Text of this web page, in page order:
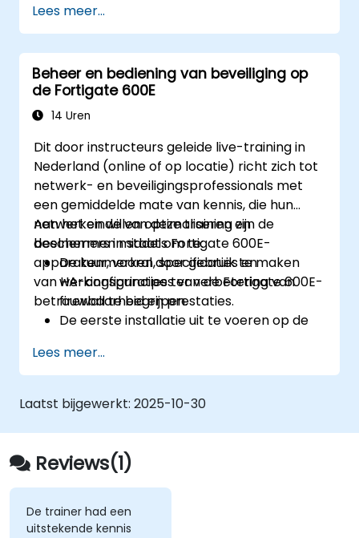
De basisprincipes van netwerkbeveiliging
en het belang van een meerdelige
beveiligingsbenadering begrijpen.
Meer leren over Fortinet's Security Fabric
en hoe dit helpt om moderne
cybersecurityuitdagingen aan te pakken.
Lees meer...
Beheer en bediening van beveiliging op
de Fortigate 600E
14 Uren
Dit door instructeurs geleide live-training in
Nederland (online of op locatie) richt zich tot
netwerk- en beveiligingsprofessionals met
een gemiddelde mate van kennis, die hun
netwerken willen optimaliseren en
beschermen middels Fortigate 600E-
apparatuur, vooral door gebruik te maken
van HA-configuraties ter verbetering van
betrouwbaarheid en prestaties.
Aan het einde van deze training zijn de
deelnemers in staat om te:
De kenmerken, specificaties en
werkingsprincipes van de Fortigate 600E-
firewall te begrijpen.
De eerste installatie uit te voeren op de
zoals het instellen van interfaces, routing
en beginnende firewallbeleidsregels.
Geavanceerde beveiligingsfuncties te
configureren en te beheren, waaronder
SSL VPN, gebruikersauthenticatie,
antivirus, IPS, webfiltering en anti-
malware, zodat verschillende soorten
netwerkdreigingen kunnen worden
afgeslagen.
Veelvoorkomende problemen in HA-
Lees meer...
Laatst bijgewerkt: 2025-10-30
Reviews(1)
De trainer had een
uitstekende kennis